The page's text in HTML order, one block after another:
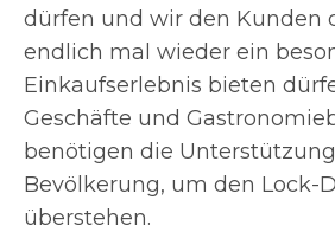
dürfen und wir den Kunden
endlich mal wieder ein
Einkaufserlebnis bieten
Geschäfte und
benötigen die
Bevölkerung, um den Lock-
überstehen.